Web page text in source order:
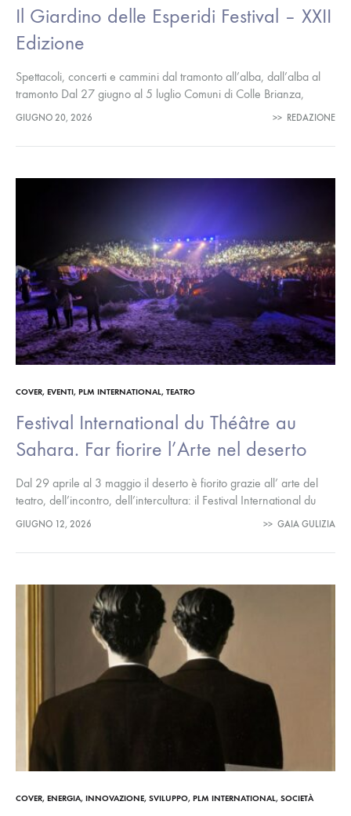
Il Giardino delle Esperidi Festival – XXII
Edizione
Spettacoli, concerti e cammini dal tramonto all’alba, dall’alba al
tramonto Dal 27 giugno al 5 luglio Comuni di Colle Brianza,
Olgiate Molgora, Ello, Olginate, Galbiate; Parco del Monte Barro
GIUGNO 20, 2026 >> REDAZIONE
COVER, EVENTI, PLM INTERNATIONAL, TEATRO
Festival International du Théâtre au
Sahara. Far fiorire l’Arte nel deserto
Dal 29 aprile al 3 maggio il deserto è fiorito grazie all’ arte del
teatro, dell’incontro, dell’intercultura: il Festival International du
Théâtre au Sahara ha raccolto artisti da numerose parti…
GIUGNO 12, 2026 >> GAIA GULIZIA
COVER, ENERGIA, INNOVAZIONE, SVILUPPO, PLM INTERNATIONAL, SOCIETÀ